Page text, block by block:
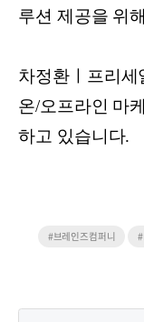
루션 제공을 위
차정환ㅣ프리세
온/오프라인 마
하고 있습니다.
#브레인즈컴퍼니